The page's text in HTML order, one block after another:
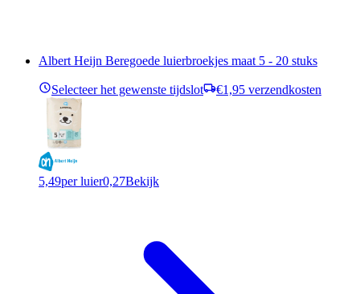
Albert Heijn Beregoede luierbroekjes maat 5 - 20 stuks
Selecteer het gewenste tijdslot €1,95 verzendkosten
5,49per luier0,27Bekijk